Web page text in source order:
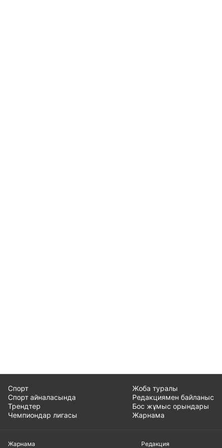
Спорт
Спорт айналасында
Трендтер
Чемпиондар лигасы
Жоба туралы
Редакциямен байланыс
Бос жұмыс орындары
Жарнама
Жарнама Редакция